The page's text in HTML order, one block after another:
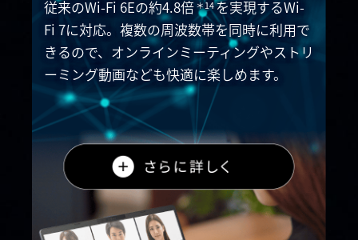
従来のWi-Fi 6Eの約4.8倍＊14を実現するWi-
Fi 7に対応。 複数の周波数帯を同時に利用で
きるので、オンラインミーティングやストリ
ーミング動画なども快適に楽しめます。